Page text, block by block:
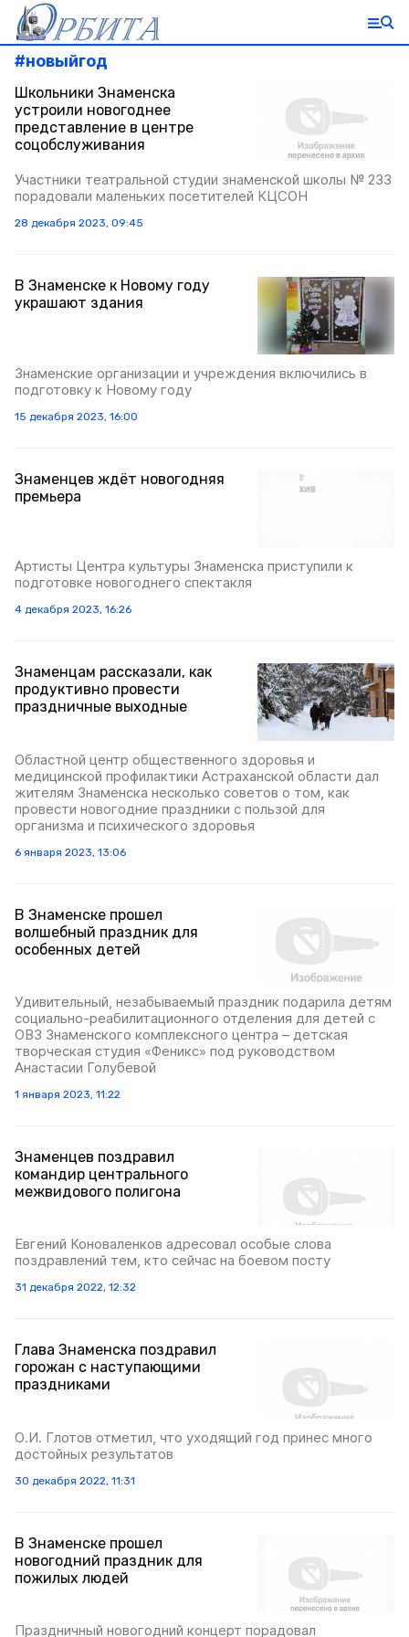
#новыйгод
Школьники Знаменска
устроили новогоднее
представление в центре
соцобслуживания
Участники театральной студии знаменской школы № 233
порадовали маленьких посетителей КЦСОН
28 декабря 2023, 09:45
В Знаменске к Новому году
украшают здания
Знаменские организации и учреждения включились в
подготовку к Новому году
15 декабря 2023, 16:00
Знаменцев ждёт новогодняя
премьера
Артисты Центра культуры Знаменска приступили к
подготовке новогоднего спектакля
4 декабря 2023, 16:26
Знаменцам рассказали, как
продуктивно провести
праздничные выходные
Областной центр общественного здоровья и
медицинской профилактики Астраханской области дал
жителям Знаменска несколько советов о том, как
провести новогодние праздники с пользой для
организма и психического здоровья
6 января 2023, 13:06
В Знаменске прошел
волшебный праздник для
особенных детей
Удивительный, незабываемый праздник подарила детям
социально-реабилитационного отделения для детей с
ОВЗ Знаменского комплексного центра – детская
творческая студия «Феникс» под руководством
Анастасии Голубевой
1 января 2023, 11:22
Знаменцев поздравил
командир центрального
межвидового полигона
Евгений Коноваленков адресовал особые слова
поздравлений тем, кто сейчас на боевом посту
31 декабря 2022, 12:32
Глава Знаменска поздравил
горожан с наступающими
праздниками
О.И. Глотов отметил, что уходящий год принес много
достойных результатов
30 декабря 2022, 11:31
В Знаменске прошел
новогодний праздник для
пожилых людей
Праздничный новогодний концерт порадовал